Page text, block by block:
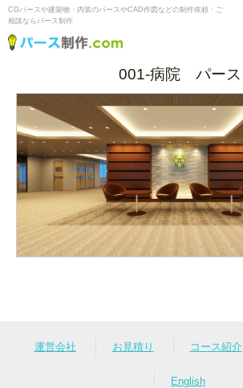
CGパースや建築物・内装のパースやCAD作図などの制作依頼・ご
相談ならパース制作
001-病院 パース
運営会社 お見積り コース紹介
English